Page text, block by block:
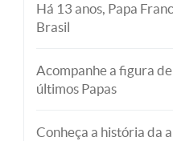
Há 13 anos, Papa
Brasil
Acompanhe a figura
últimos Papas
Conheça a história da